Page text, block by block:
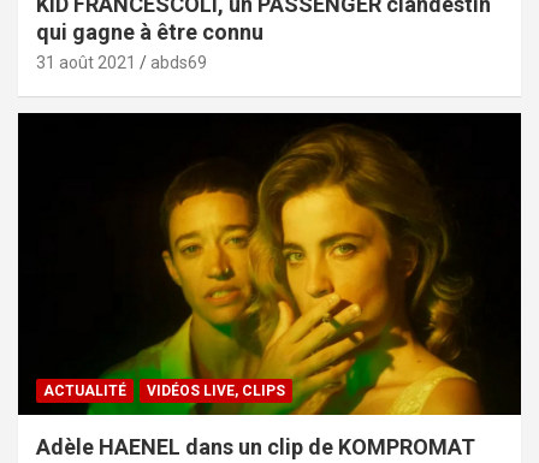
qui gagne à être connu
31 août 2021 abds69
ACTUALITÉ VIDÉOS LIVE, CLIPS
Adèle HAENEL dans un clip de KOMPROMAT